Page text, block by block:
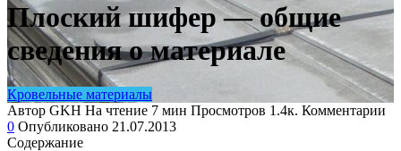
Плоский шифер — общие
сведения о материале
Кровельные материалы
Автор GKH На чтение 7 мин Просмотров 1.4к. Комментарии
0 Опубликовано 21.07.2013
Содержание